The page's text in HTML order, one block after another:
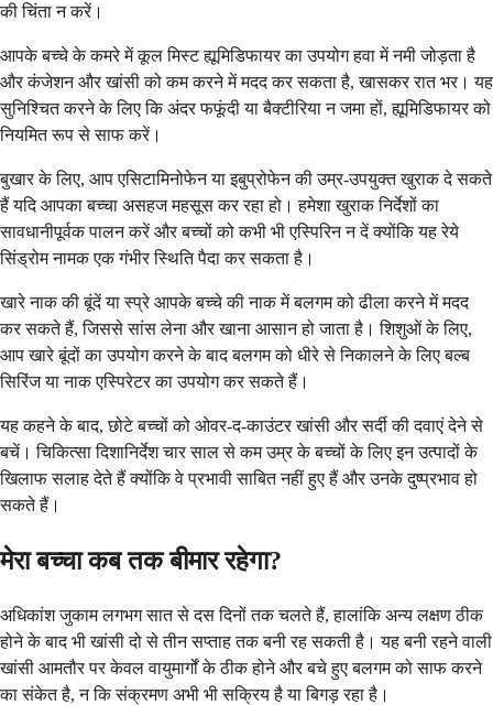
की चिंता न करें।
आपके बच्चे के कमरे में कूल मिस्ट ह्यूमिडिफायर का उपयोग हवा में नमी जोड़ता है
और कंजेशन और खांसी को कम करने में मदद कर सकता है, खासकर रात भर। यह
सुनिश्चित करने के लिए कि अंदर फफूंदी या बैक्टीरिया न जमा हों, ह्यूमिडिफायर को
नियमित रूप से साफ करें।
बुखार के लिए, आप एसिटामिनोफेन या इबुप्रोफेन की उम्र-उपयुक्त खुराक दे सकते
हैं यदि आपका बच्चा असहज महसूस कर रहा हो। हमेशा खुराक निर्देशों का
सावधानीपूर्वक पालन करें और बच्चों को कभी भी एस्पिरिन न दें क्योंकि यह रेये
सिंड्रोम नामक एक गंभीर स्थिति पैदा कर सकता है।
खारे नाक की बूंदें या स्प्रे आपके बच्चे की नाक में बलगम को ढीला करने में मदद
कर सकते हैं, जिससे सांस लेना और खाना आसान हो जाता है। शिशुओं के लिए,
आप खारे बूंदों का उपयोग करने के बाद बलगम को धीरे से निकालने के लिए बल्ब
सिरिंज या नाक एस्पिरेटर का उपयोग कर सकते हैं।
यह कहने के बाद, छोटे बच्चों को ओवर-द-काउंटर खांसी और सर्दी की दवाएं देने से
बचें। चिकित्सा दिशानिर्देश चार साल से कम उम्र के बच्चों के लिए इन उत्पादों के
खिलाफ सलाह देते हैं क्योंकि वे प्रभावी साबित नहीं हुए हैं और उनके दुष्प्रभाव हो
सकते हैं।
मेरा बच्चा कब तक बीमार रहेगा?
अधिकांश जुकाम लगभग सात से दस दिनों तक चलते हैं, हालांकि अन्य लक्षण ठीक
होने के बाद भी खांसी दो से तीन सप्ताह तक बनी रह सकती है। यह बनी रहने वाली
खांसी आमतौर पर केवल वायुमार्गों के ठीक होने और बचे हुए बलगम को साफ करने
का संकेत है, न कि संक्रमण अभी भी सक्रिय है या बिगड़ रहा है।